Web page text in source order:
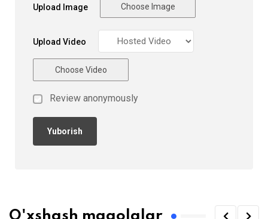
Upload Image Choose Image
Upload Video
Choose Video
Review anonymously
O'xshash maqolalar